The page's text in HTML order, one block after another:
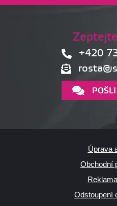
+420
Úprava
Obchodní
Odstoupení